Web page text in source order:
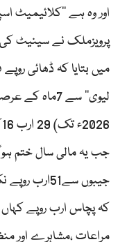
اور وہ ہے ’’کلائیمیٹ
پرویزملک نے سینیٹ کی
میں بتایا کہ ڈھائی روپے
جب یہ مالی سال ختم
جیبوں سے51ارب
کہ پچاس ارب روپے کہاں
مراعات ،مشاہرے اور